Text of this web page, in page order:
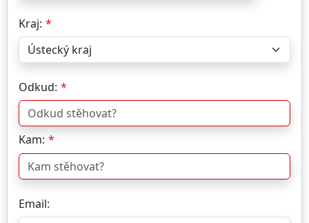
Kraj:
Odkud:
Kam:
Email: